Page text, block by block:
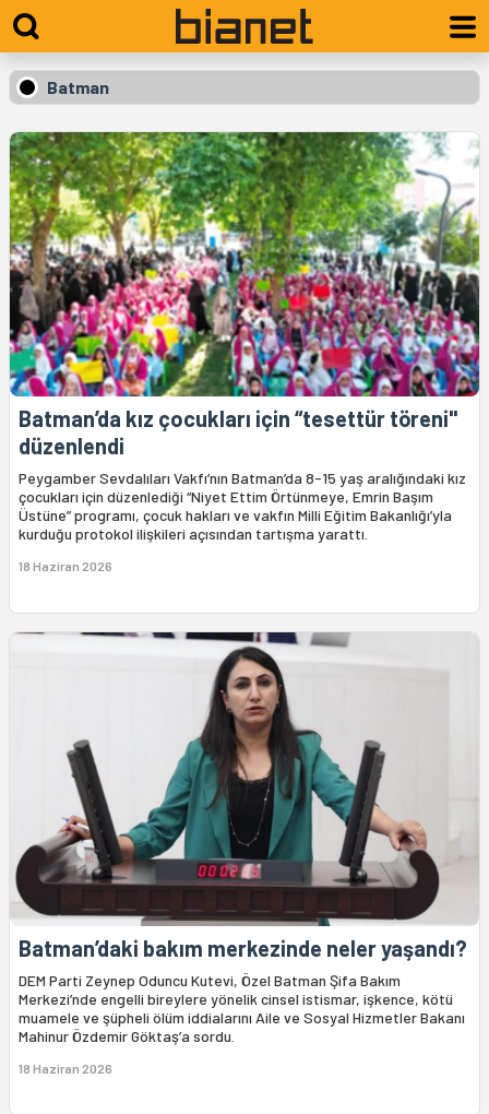
Batman
Batman’da kız çocukları için “tesettür töreni"
düzenlendi
Peygamber Sevdalıları Vakfı’nın Batman’da 8-15 yaş aralığındaki kız
çocukları için düzenlediği “Niyet Ettim Örtünmeye, Emrin Başım
Üstüne” programı, çocuk hakları ve vakfın Milli Eğitim Bakanlığı’yla
kurduğu protokol ilişkileri açısından tartışma yarattı.
18 Haziran 2026
Batman’daki bakım merkezinde neler yaşandı?
DEM Parti Zeynep Oduncu Kutevi, Özel Batman Şifa Bakım
Merkezi’nde engelli bireylere yönelik cinsel istismar, işkence, kötü
muamele ve şüpheli ölüm iddialarını Aile ve Sosyal Hizmetler Bakanı
Mahinur Özdemir Göktaş’a sordu.
18 Haziran 2026